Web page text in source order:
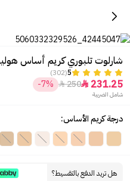
شارلوت تلبوري كريم أساس
5
(302)
231.25

250

-7%
شامل الضريبة
درجة كريم الأساس:
هل تريد الدفع بالتقسيط؟